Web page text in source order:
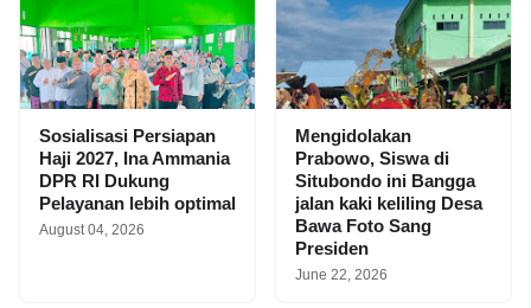
Sosialisasi Persiapan
Haji 2027, Ina Ammania
DPR RI Dukung
Pelayanan lebih optimal
August 04, 2026
Mengidolakan
Prabowo, Siswa di
Situbondo ini Bangga
jalan kaki keliling Desa
Bawa Foto Sang
Presiden
June 22, 2026